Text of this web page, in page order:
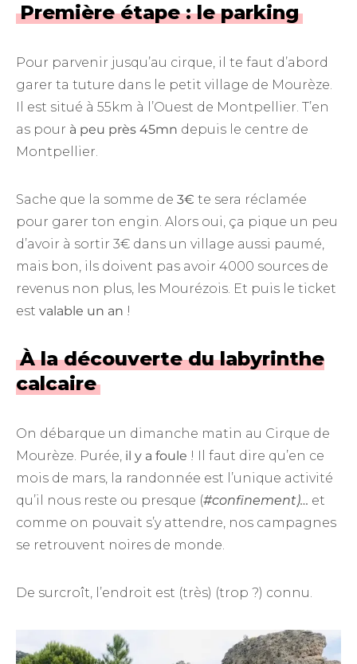
Première étape : le parking
Pour parvenir jusqu’au cirque, il te faut d’abord
garer ta tuture dans le petit village de Mourèze.
Il est situé à 55km à l’Ouest de Montpellier. T’en
as pour à peu près 45mn depuis le centre de
Montpellier.
Sache que la somme de 3€ te sera réclamée
pour garer ton engin. Alors oui, ça pique un peu
d’avoir à sortir 3€ dans un village aussi paumé,
mais bon, ils doivent pas avoir 4000 sources de
revenus non plus, les Mourézois. Et puis le ticket
est valable un an !
À la découverte du labyrinthe
calcaire
On débarque un dimanche matin au Cirque de
Mourèze. Purée, il y a foule ! Il faut dire qu’en ce
mois de mars, la randonnée est l’unique activité
qu’il nous reste ou presque (#confinement)… et
comme on pouvait s’y attendre, nos campagnes
se retrouvent noires de monde.
De surcroît, l’endroit est (très) (trop ?) connu.